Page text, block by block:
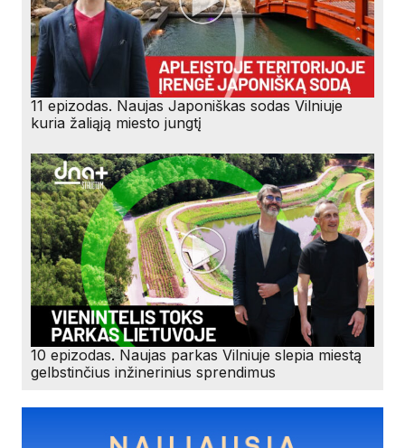
11 epizodas. Naujas Japoniškas sodas Vilniuje
kuria žaliąją miesto jungtį
10 epizodas. Naujas parkas Vilniuje slepia miestą
gelbstinčius inžinerinius sprendimus